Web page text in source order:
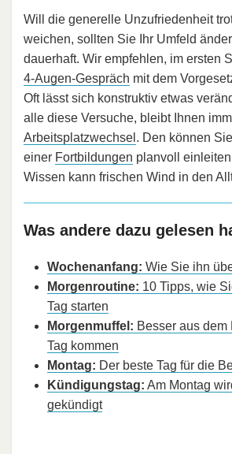
Will die generelle Unzufriedenheit
weichen, sollten Sie Ihr Umfeld
dauerhaft. Wir empfehlen, im ersten
4-Augen-Gespräch mit dem
Oft lässt sich konstruktiv etwas
alle diese Versuche, bleibt Ihnen
Arbeitsplatzwechsel . Den können
einer Fortbildungen planvoll
Wissen kann frischen Wind in den
Was andere dazu gelesen
Wochenanfang: Wie Sie ihn
Morgenroutine: 10 Tipps, wie
Tag starten
Morgenmuffel: Besser aus dem
Tag kommen
Montag: Der beste Tag für die
Kündigungstag: Am Montag
gekündigt